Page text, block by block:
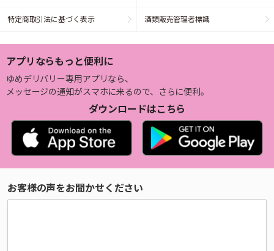
特定商取引法に基づく表示 酒類販売管理者標識
アプリならもっと便利に
ゆめデリバリー専用アプリなら、
メッセージの通知がスマホに来るので、さらに便利。
ダウンロードはこちら
お客様の声をお聞かせください